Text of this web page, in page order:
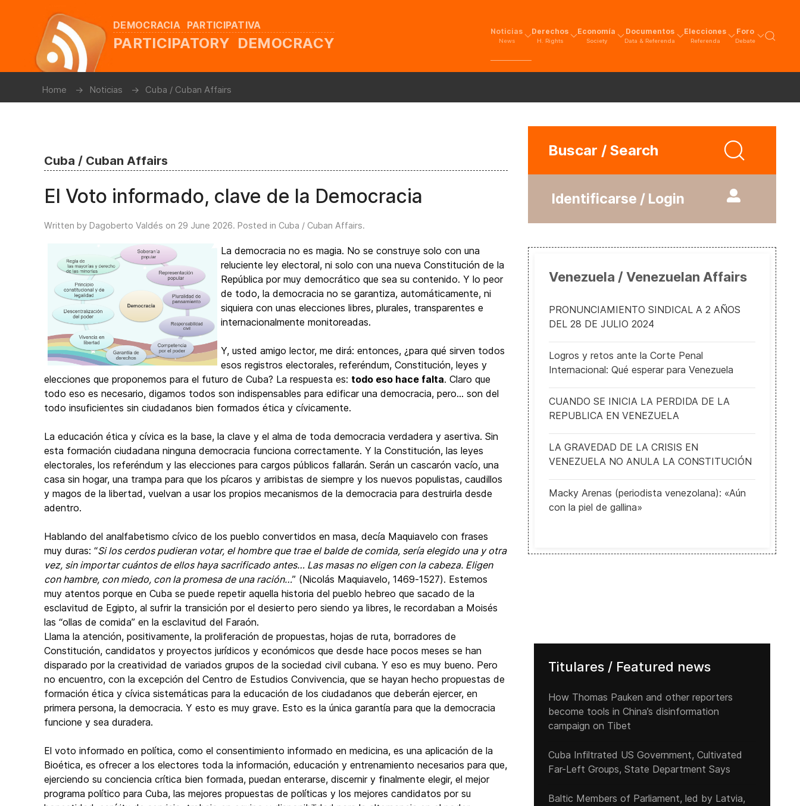
DEMOCRACIA PARTICIPATIVA
PARTICIPATORY DEMOCRACY
Noticias
News
Derechos
H. Rights
Economía
Society
Documentos
Data & Referenda
Elecciones
Referenda
Foro
Debate
Home Noticias Cuba / Cuban Affairs
Cuba / Cuban Affairs
El Voto informado, clave de la Democracia
Written by Dagoberto Valdés on 29 June 2026. Posted in Cuba / Cuban Affairs.
La democracia no es magia. No se construye solo con una
reluciente ley electoral, ni solo con una nueva Constitución de la
República por muy democrático que sea su contenido. Y lo peor
de todo, la democracia no se garantiza, automáticamente, ni
siquiera con unas elecciones libres, plurales, transparentes e
internacionalmente monitoreadas.
Y, usted amigo lector, me dirá: entonces, ¿para qué sirven todos
esos registros electorales, referéndum, Constitución, leyes y
elecciones que proponemos para el futuro de Cuba? La respuesta es: todo eso hace falta. Claro que
todo eso es necesario, digamos todos son indispensables para edificar una democracia, pero… son del
todo insuficientes sin ciudadanos bien formados ética y cívicamente.
La educación ética y cívica es la base, la clave y el alma de toda democracia verdadera y asertiva. Sin
esta formación ciudadana ninguna democracia funciona correctamente. Y la Constitución, las leyes
electorales, los referéndum y las elecciones para cargos públicos fallarán. Serán un cascarón vacío, una
casa sin hogar, una trampa para que los pícaros y arribistas de siempre y los nuevos populistas, caudillos
y magos de la libertad, vuelvan a usar los propios mecanismos de la democracia para destruirla desde
adentro.
Hablando del analfabetismo cívico de los pueblo convertidos en masa, decía Maquiavelo con frases
muy duras: “Si los cerdos pudieran votar, el hombre que trae el balde de comida, sería elegido una y otra
vez, sin importar cuántos de ellos haya sacrificado antes… Las masas no eligen con la cabeza. Eligen
con hambre, con miedo, con la promesa de una ración…” (Nicolás Maquiavelo, 1469-1527). Estemos
muy atentos porque en Cuba se puede repetir aquella historia del pueblo hebreo que sacado de la
esclavitud de Egipto, al sufrir la transición por el desierto pero siendo ya libres, le recordaban a Moisés
las “ollas de comida” en la esclavitud del Faraón.
Llama la atención, positivamente, la proliferación de propuestas, hojas de ruta, borradores de
Constitución, candidatos y proyectos jurídicos y económicos que desde hace pocos meses se han
disparado por la creatividad de variados grupos de la sociedad civil cubana. Y eso es muy bueno. Pero
no encuentro, con la excepción del Centro de Estudios Convivencia, que se hayan hecho propuestas de
formación ética y cívica sistemáticas para la educación de los ciudadanos que deberán ejercer, en
primera persona, la democracia. Y esto es muy grave. Esto es la única garantía para que la democracia
funcione y sea duradera.
El voto informado en política, como el consentimiento informado en medicina, es una aplicación de la
Bioética, es ofrecer a los electores toda la información, educación y entrenamiento necesarios para que,
ejerciendo su conciencia crítica bien formada, puedan enterarse, discernir y finalmente elegir, el mejor
programa político para Cuba, las mejores propuestas de políticas y los mejores candidatos por su
Buscar / Search
Identificarse / Login
Venezuela / Venezuelan Affairs
PRONUNCIAMIENTO SINDICAL A 2 AÑOS
DEL 28 DE JULIO 2024
Logros y retos ante la Corte Penal
Internacional: Qué esperar para Venezuela
CUANDO SE INICIA LA PERDIDA DE LA
REPUBLICA EN VENEZUELA
LA GRAVEDAD DE LA CRISIS EN
VENEZUELA NO ANULA LA CONSTITUCIÓN
Macky Arenas (periodista venezolana): «Aún
con la piel de gallina»
Titulares / Featured news
How Thomas Pauken and other reporters
become tools in China’s disinformation
campaign on Tibet
Cuba Infiltrated US Government, Cultivated
Far-Left Groups, State Department Says
Baltic Members of Parliament, led by Latvia,